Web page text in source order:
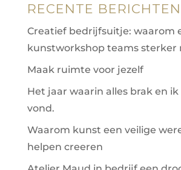
RECENTE BERICHTEN
Creatief bedrijfsuitje: waarom
kunstworkshop teams sterker
Maak ruimte voor jezelf
Het jaar waarin alles brak en
vond.
Waarom kunst een veilige
helpen creeren